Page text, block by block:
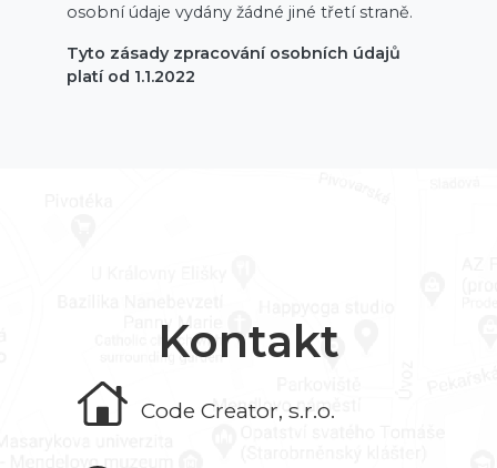
osobní údaje vydány žádné jiné třetí straně.
Tyto zásady zpracování osobních údajů
platí od 1.1.2022
Kontakt
Code Creator, s.r.o.